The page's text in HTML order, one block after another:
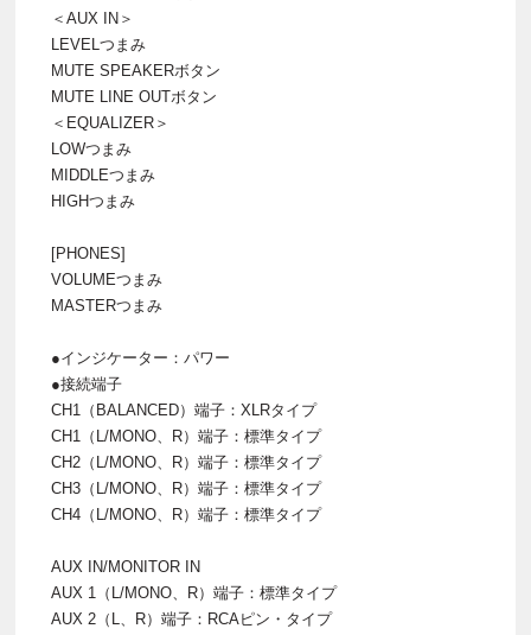
＜AUX IN＞
LEVELつまみ
MUTE SPEAKERボタン
MUTE LINE OUTボタン
＜EQUALIZER＞
LOWつまみ
MIDDLEつまみ
HIGHつまみ
[PHONES]
VOLUMEつまみ
MASTERつまみ
●インジケーター：パワー
●接続端子
CH1（BALANCED）端子：XLRタイプ
CH1（L/MONO、R）端子：標準タイプ
CH2（L/MONO、R）端子：標準タイプ
CH3（L/MONO、R）端子：標準タイプ
CH4（L/MONO、R）端子：標準タイプ
AUX IN/MONITOR IN
AUX 1（L/MONO、R）端子：標準タイプ
AUX 2（L、R）端子：RCAピン・タイプ